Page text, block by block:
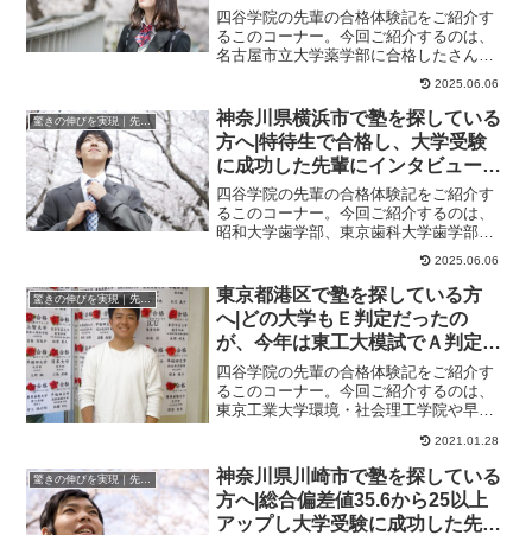
ュー！大学受験予備校四谷学院
四谷学院の先輩の合格体験記をご紹介す
るこのコーナー。今回ご紹介するのは、
名古屋市立大学薬学部に合格したさんの
ストーリーです。英語が苦手だった私が
2025.06.06
驚きの伸びを実現｜先輩列伝
神奈川県横浜市で塾を探している
方へ|特待生で合格し、大学受験
に成功した先輩にインタビュー！
大学受験予備校四谷学院
四谷学院の先輩の合格体験記をご紹介す
るこのコーナー。今回ご紹介するのは、
昭和大学歯学部、東京歯科大学歯学部に
合格したくんのストーリーです。やれば
2025.06.06
驚きの伸びを実現｜先輩列伝
東京都港区で塾を探している方
へ|どの大学もＥ判定だったの
が、今年は東工大模試でＡ判定で
大学受験に成功した先輩にインタ
ビュー！大学受験予備校四谷学院
四谷学院の先輩の合格体験記をご紹介す
るこのコーナー。今回ご紹介するのは、
東京工業大学環境・社会理工学院や早稲
2021.01.28
神奈川県川崎市で塾を探している
方へ|総合偏差値35.6から25以上
アップし大学受験に成功した先輩